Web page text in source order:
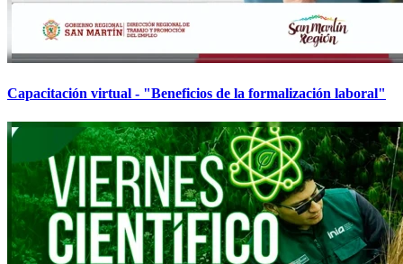
Capacitación virtual - "Beneficios de la formalización laboral"